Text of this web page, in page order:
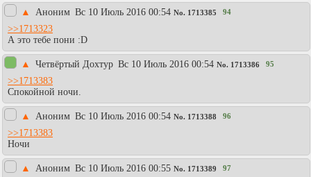
▲ Аноним Вc 10 Июль 2016 00:54 No. 1713385 94
>>1713323
А это тебе пони :D
▲ Четвёртый Дохтур Вc 10 Июль 2016 00:54 No. 1713386 95
>>1713383
Спокойной ночи.
▲ Аноним Вc 10 Июль 2016 00:54 No. 1713388 96
>>1713383
Ночи
▲ Аноним Вc 10 Июль 2016 00:55 No. 1713389 97